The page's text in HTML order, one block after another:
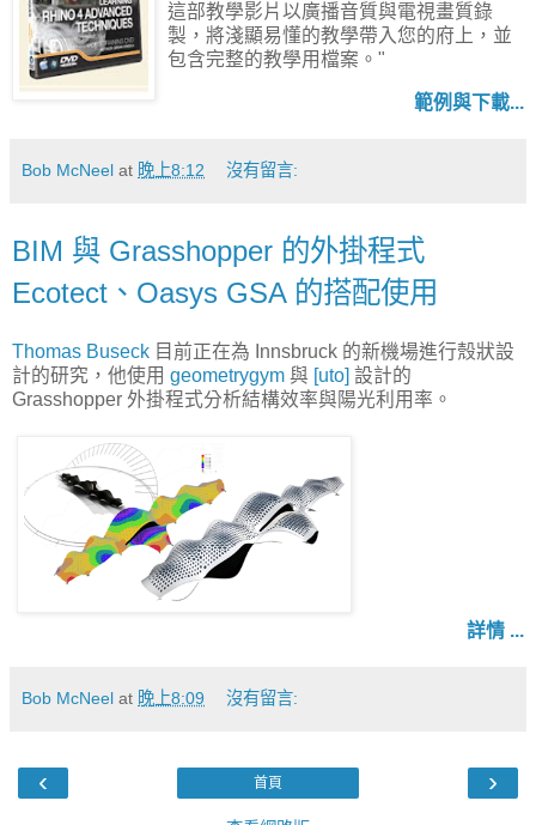
這部教學影片以廣播音質與電視畫質錄
製，將淺顯易懂的教學帶入您的府上，並
包含完整的教學用檔案。"
範例與下載...
Bob McNeel at 晚上8:12 沒有留言:
BIM 與 Grasshopper 的外掛程式
Ecotect、Oasys GSA 的搭配使用
Thomas Buseck 目前正在為 Innsbruck 的新機場進行殼狀設
計的研究，他使用 geometrygym 與 [uto] 設計的
Grasshopper 外掛程式分析結構效率與陽光利用率。
詳情 ...
Bob McNeel at 晚上8:09 沒有留言:
‹ ›
首頁